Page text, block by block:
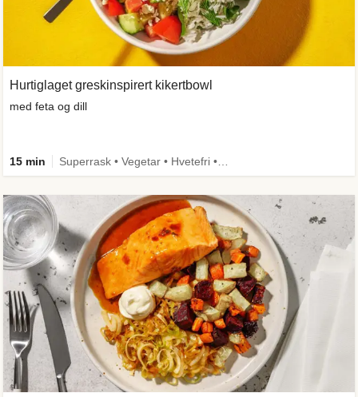
Hurtiglaget greskinspirert kikertbowl
med feta og dill
15 min